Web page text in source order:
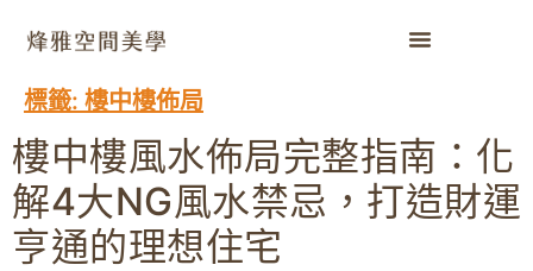
標籤: 樓中樓佈局
樓中樓風水佈局完整指南：化
解4大NG風水禁忌，打造財運
亨通的理想住宅